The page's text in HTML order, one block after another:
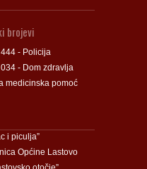
brojevi
- Policija
- Dom zdravlja
medicinska pomoć
i piculja”
Općine Lastovo